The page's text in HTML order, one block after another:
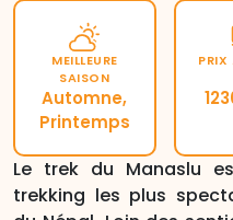
MEILLEURE
SAISON
Automne,
Printemps
PRIX
Le trek du Manaslu
trekking les plus